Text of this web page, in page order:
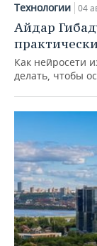
Технологии 04
Айдар
Как нейросети
делать, чтобы